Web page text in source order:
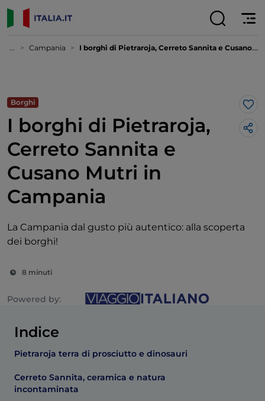
... Campania I borghi di Pietraroja, Cerreto Sannita e Cusano Mutri in Campania
Borghi
I borghi di Pietraroja,
Cerreto Sannita e
Cusano Mutri in
Campania
La Campania dal gusto più autentico: alla scoperta
dei borghi!
8 minuti
Powered by:
Indice
Pietraroja terra di prosciutto e dinosauri
Cerreto Sannita, ceramica e natura
incontaminata